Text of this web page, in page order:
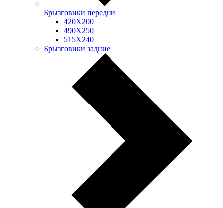
Брызговики передни
420Х200
490Х250
515Х240
Брызговики задние